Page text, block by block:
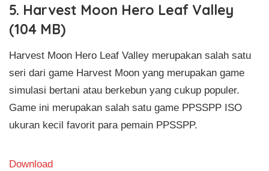
5. Harvest Moon Hero Leaf Valley
(104 MB)
Harvest Moon Hero Leaf Valley merupakan salah satu
seri dari game Harvest Moon yang merupakan game
simulasi bertani atau berkebun yang cukup populer.
Game ini merupakan salah satu game PPSSPP ISO
ukuran kecil favorit para pemain PPSSPP.
Download